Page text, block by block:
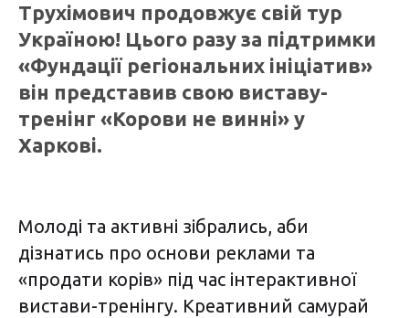
Трухімович продовжує свій тур
Україною! Цього разу за підтримки
«Фундації регіональних ініціатив»
він представив свою виставу-
тренінг «Корови не винні» у
Харкові.
Молоді та активні зібрались, аби
дізнатись про основи реклами та
«продати корів» під час інтерактивної
вистави-тренінгу. Креативний самурай